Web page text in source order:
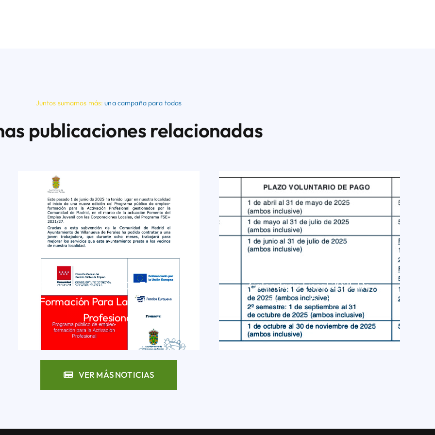
Juntos sumamos más:una campaña para todas
publicaciones relacionadas
Programa Público De Empleo-
Formación Para La Activación
Profesional
LEER MÁS
Calendario Fiscal 2025 De
Villanueva De Perales
LEER MÁS
VER MÁS NOTICIAS